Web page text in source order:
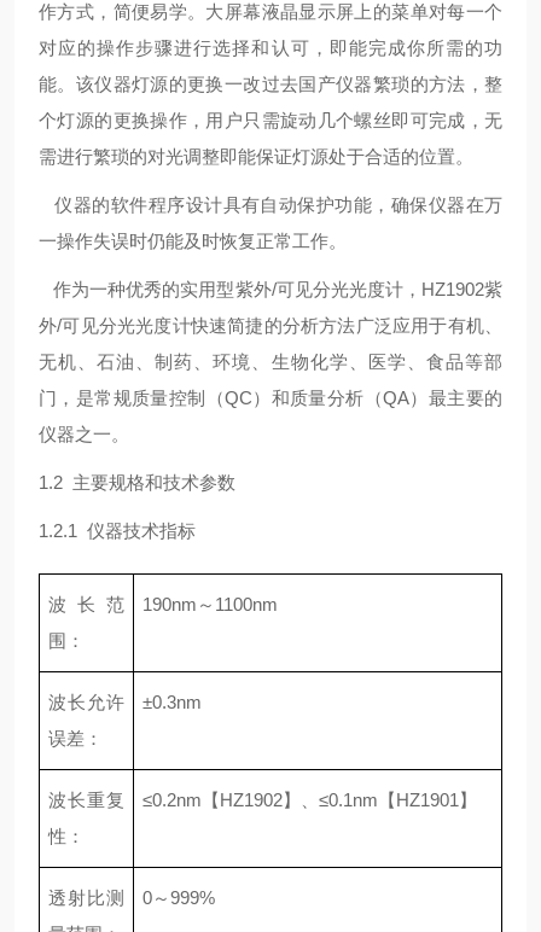
作方式，简便易学。大屏幕液晶显示屏上的菜单对每一个
对应的操作步骤进行选择和认可，即能完成你所需的功
能。该仪器灯源的更换一改过去国产仪器繁琐的方法，整
个灯源的更换操作，用户只需旋动几个螺丝即可完成，无
需进行繁琐的对光调整即能保证灯源处于合适的位置。
仪器的软件程序设计具有自动保护功能，确保仪器在万
一操作失误时仍能及时恢复正常工作。
作为一种优秀的实用型紫外/可见分光光度计，HZ1902紫
外/可见分光光度计快速简捷的分析方法广泛应用于有机、
无机、石油、制药、环境、生物化学、医学、食品等部
门，是常规质量控制（QC）和质量分析（QA）最主要的
仪器之一。
1.2 主要规格和技术参数
1.2.1 仪器技术指标
波长范
围：
190nm～1100nm
波长允许
误差：
±0.3nm
波长重复
性：
≤0.2nm【HZ1902】、≤0.1nm【HZ1901】
透射比测
0～999%